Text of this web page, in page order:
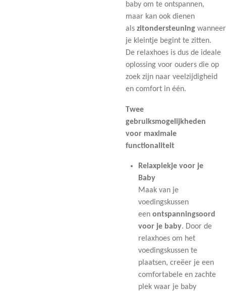
baby om te ontspannen,
maar kan ook dienen
als zitondersteuning wanneer
je kleintje begint te zitten.
De relaxhoes is dus de ideale
oplossing voor ouders die op
zoek zijn naar veelzijdigheid
en comfort in één.
Twee
gebruiksmogelijkheden
voor maximale
functionaliteit
Relaxplekje voor je
Baby
Maak van je
voedingskussen
een ontspanningsoord
voor je baby. Door de
relaxhoes om het
voedingskussen te
plaatsen, creëer je een
comfortabele en zachte
plek waar je baby